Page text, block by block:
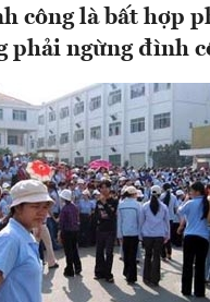
công là bất hợp
phải ngừng đình